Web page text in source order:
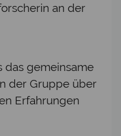
an der
das gemeinsame
der Gruppe über
Erfahrungen